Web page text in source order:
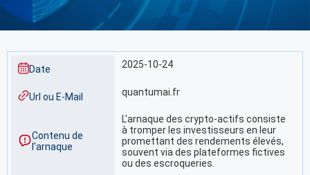
Date 2025-10-24
Url ou E-Mail quantumai.fr
Contenu de
l'arnaque
L'arnaque des crypto-actifs consiste
à tromper les investisseurs en leur
promettant des rendements élevés,
souvent via des plateformes fictives
ou des escroqueries.